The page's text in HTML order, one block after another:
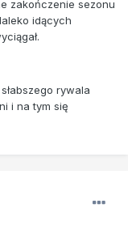
zakończenie sezonu
idących
rywala
i na tym się